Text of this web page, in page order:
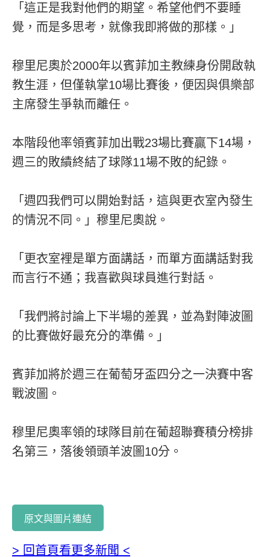
「這正是我對他們的期望。希望他們不要睡
覺，而是多思考，就像我即將做的那樣。」
穆里尼奧於2000年以賓菲加主教練身份開啟執
教生涯，但僅執掌10場比賽後，便因與俱樂部
主席發生爭執而離任。
本階段他率領賓菲加出戰23場比賽贏下14場，
週三的敗績終結了球隊11場不敗的紀錄。
「週四我們可以開始對話，這與更衣室內發生
的情況不同。」穆里尼奧說。
「更衣室裡是單方面講話，而單方面講話對我
而言行不通；我喜歡與球員進行對話。
「我們將討論上下半場的差異，並為對陣波圖
的比賽做好最充分的準備。」
賓菲加將於週三在葡萄牙盃四分之一決賽中客
戰波圖。
穆里尼奧率領的球隊目前在葡超聯賽積分榜排
名第三，落後領頭羊波圖10分。
原文與圖片連結
> 回首頁看更多新聞 <